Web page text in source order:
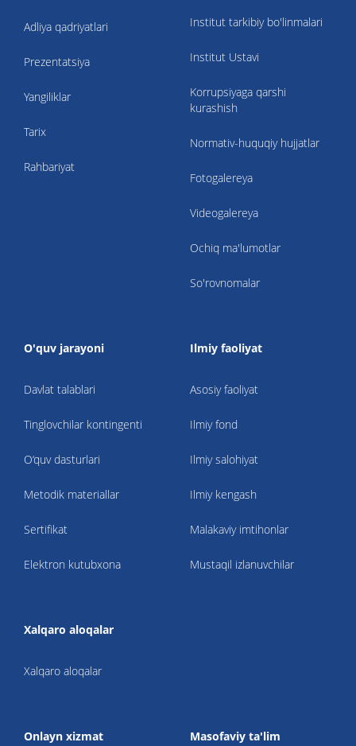
Adliya qadriyatlari
Prezentatsiya
Yangiliklar
Tarix
Rahbariyat
Institut tarkibiy bo'linmalari
Institut Ustavi
Korrupsiyaga qarshi
kurashish
Normativ-huquqiy hujjatlar
Fotogalereya
Videogalereya
Ochiq ma'lumotlar
So'rovnomalar
O'quv jarayoni
Davlat talablari
Tinglovchilar kontingenti
O‘quv dasturlari
Metodik materiallar
Sertifikat
Elektron kutubxona
Ilmiy faoliyat
Asosiy faoliyat
Ilmiy fond
Ilmiy salohiyat
Ilmiy kengash
Malakaviy imtihonlar
Mustaqil izlanuvchilar
Xalqaro aloqalar
Xalqaro aloqalar
Onlayn xizmat Masofaviy ta'lim